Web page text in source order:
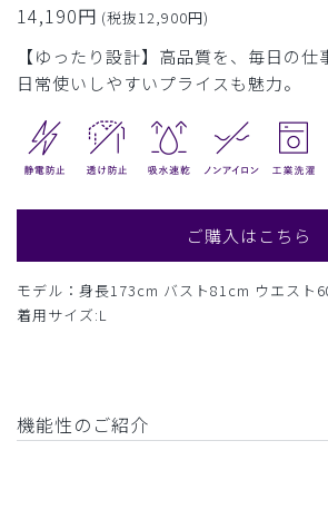
14,190円 (税抜12,900円)
【ゆったり設計】高品質を、毎日の仕
日常使いしやすいプライスも魅力。
ご購入はこちら
モデル：身長173cm バスト81cm ウエスト
着用サイズ:L
機能性のご紹介